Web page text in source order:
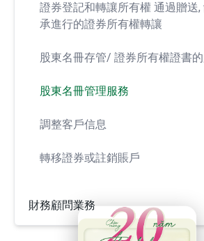
證券登記和轉讓所有權 通過贈送,
承進行的證券所有權轉讓
股東名冊存管/ 證券所有權證書
股東名冊管理服務
調整客戶信息
轉移證券或註銷賬戶
財務顧問業務
20 Năm Thành Lập -